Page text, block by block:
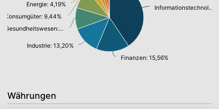
Informationstechnologie/ Telekommunikation: 40,54%
Finanzen: 15,56%
Industrie: 13,20%
Gesundheitswesen: 10,15%
Konsumgüter: 9,44%
Energie: 4,19%
Währungen